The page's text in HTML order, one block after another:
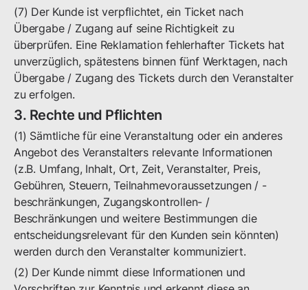
(7) Der Kunde ist verpflichtet, ein Ticket nach
Übergabe / Zugang auf seine Richtigkeit zu
überprüfen. Eine Reklamation fehlerhafter Tickets hat
unverzüglich, spätestens binnen fünf Werktagen, nach
Übergabe / Zugang des Tickets durch den Veranstalter
zu erfolgen.
3. Rechte und Pflichten
(1) Sämtliche für eine Veranstaltung oder ein anderes
Angebot des Veranstalters relevante Informationen
(z.B. Umfang, Inhalt, Ort, Zeit, Veranstalter, Preis,
Gebühren, Steuern, Teilnahmevoraussetzungen / -
beschränkungen, Zugangskontrollen- /
Beschränkungen und weitere Bestimmungen die
entscheidungsrelevant für den Kunden sein könnten)
werden durch den Veranstalter kommuniziert.
(2) Der Kunde nimmt diese Informationen und